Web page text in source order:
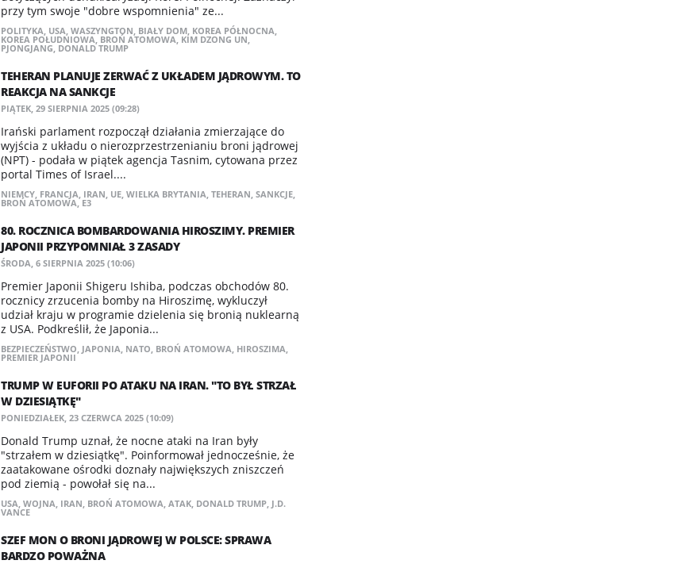
przy tym swoje "dobre wspomnienia" ze...
POLITYKA, USA, WASZYNGTON, BIAŁY DOM, KOREA PÓŁNOCNA,
KOREA POŁUDNIOWA, BROŃ ATOMOWA, KIM DZONG UN,
PJONGJANG, DONALD TRUMP
TEHERAN PLANUJE ZERWAĆ Z UKŁADEM JĄDROWYM. TO
REAKCJA NA SANKCJE
PIĄTEK, 29 SIERPNIA 2025 (09:28)
Irański parlament rozpoczął działania zmierzające do
wyjścia z układu o nierozprzestrzenianiu broni jądrowej
(NPT) - podała w piątek agencja Tasnim, cytowana przez
portal Times of Israel....
NIEMCY, FRANCJA, IRAN, UE, WIELKA BRYTANIA, TEHERAN, SANKCJE,
BROŃ ATOMOWA, E3
80. ROCZNICA BOMBARDOWANIA HIROSZIMY. PREMIER
JAPONII PRZYPOMNIAŁ 3 ZASADY
ŚRODA, 6 SIERPNIA 2025 (10:06)
Premier Japonii Shigeru Ishiba, podczas obchodów 80.
rocznicy zrzucenia bomby na Hiroszimę, wykluczył
udział kraju w programie dzielenia się bronią nuklearną
z USA. Podkreślił, że Japonia...
BEZPIECZEŃSTWO, JAPONIA, NATO, BROŃ ATOMOWA, HIROSZIMA,
PREMIER JAPONII
TRUMP W EUFORII PO ATAKU NA IRAN. "TO BYŁ STRZAŁ
W DZIESIĄTKĘ"
PONIEDZIAŁEK, 23 CZERWCA 2025 (10:09)
Donald Trump uznał, że nocne ataki na Iran były
"strzałem w dziesiątkę". Poinformował jednocześnie, że
zaatakowane ośrodki doznały największych zniszczeń
pod ziemią - powołał się na...
USA, WOJNA, IRAN, BROŃ ATOMOWA, ATAK, DONALD TRUMP, J.D.
VANCE
SZEF MON O BRONI JĄDROWEJ W POLSCE: SPRAWA
BARDZO POWAŻNA